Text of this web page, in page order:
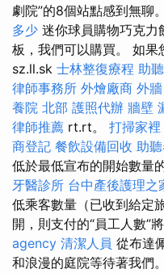
劇院”的8個站點感到無聊。
多少 迷你球員購物巧克力
板，我們可以購買。 如
sz.ll.sk 士林整復療程 助
律師事務所 外燴廠商 外
養院 北部 護照代辦 牆壁
律師推薦 rt.rt。 打掃家裡
商登記 餐飲設備回收 助
低於最低宣布的開始數量
牙醫診所 台中產後護理之
低乘客數量（已收到給定
開，則支付的“員工人數”
agency 清潔人員 從布達
和浪漫的庭院等待著我們。